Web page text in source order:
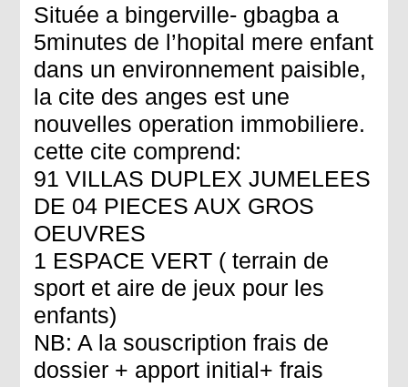
Située a bingerville- gbagba a
5minutes de l’hopital mere enfant
dans un environnement paisible,
la cite des anges est une
nouvelles operation immobiliere.
cette cite comprend:
91 VILLAS DUPLEX JUMELEES
DE 04 PIECES AUX GROS
OEUVRES
1 ESPACE VERT ( terrain de
sport et aire de jeux pour les
enfants)
NB: A la souscription frais de
dossier + apport initial+ frais